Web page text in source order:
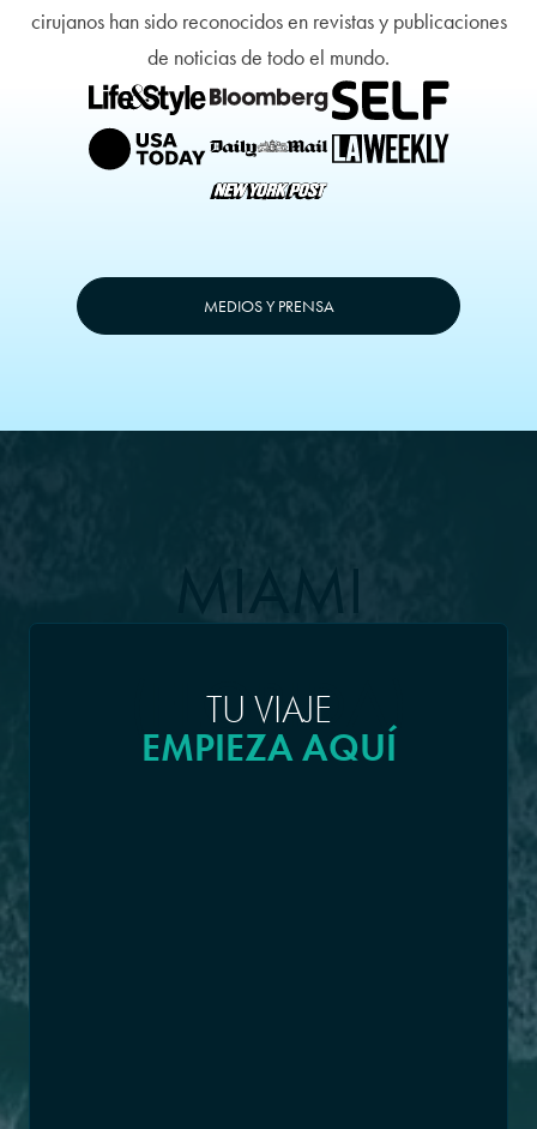
cirujanos han sido reconocidos en revistas y publicaciones
de noticias de todo el mundo.
MEDIOS Y PRENSA
MIAMI
(FLORIDA)
TU VIAJE
EMPIEZA AQUÍ